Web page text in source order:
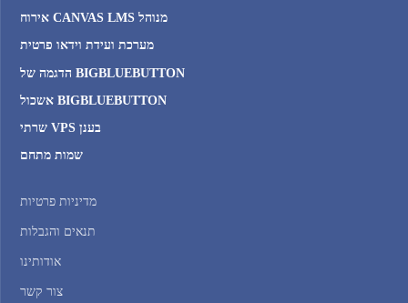
אירוח CANVAS LMS מנוהל
מערכת ועידת וידאו פרטית
הדגמה של BIGBLUEBUTTON
אשכול BIGBLUEBUTTON
שרתי VPS בענן
שמות מתחם
מדיניות פרטיות
תנאים והגבלות
אודותינו
צור קשר